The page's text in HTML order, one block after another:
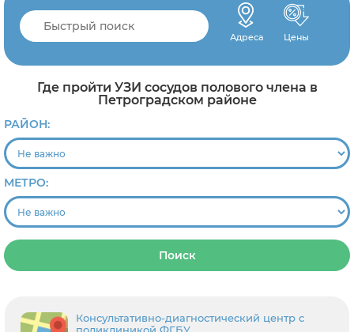
Адреса Цены
Где пройти УЗИ сосудов полового члена в
Петроградском районе
РАЙОН:
МЕТРО:
Поиск
Консультативно-диагностический центр с